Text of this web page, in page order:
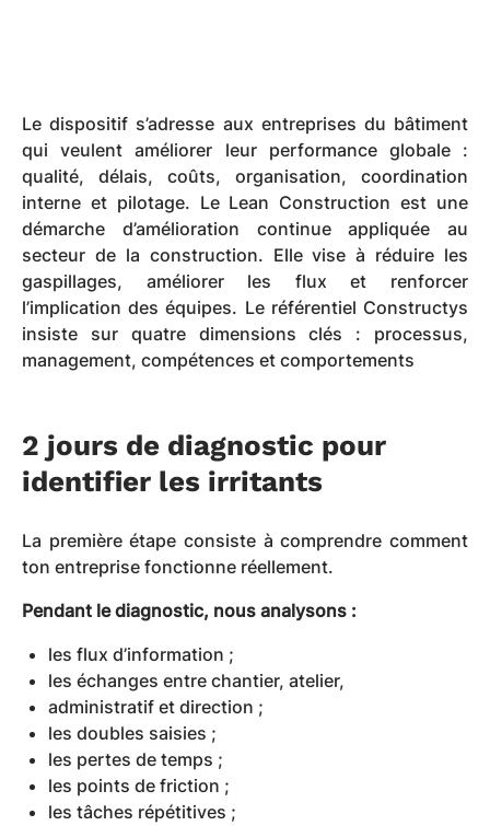
Le dispositif s’adresse aux entreprises du bâtiment
qui veulent améliorer leur performance globale :
qualité, délais, coûts, organisation, coordination
interne et pilotage. Le Lean Construction est une
démarche d’amélioration continue appliquée au
secteur de la construction. Elle vise à réduire les
gaspillages, améliorer les flux et renforcer
l’implication des équipes. Le référentiel Constructys
insiste sur quatre dimensions clés : processus,
management, compétences et comportements
2 jours de diagnostic pour
identifier les irritants
La première étape consiste à comprendre comment
ton entreprise fonctionne réellement.
Pendant le diagnostic, nous analysons :
les flux d’information ;
les échanges entre chantier, atelier,
administratif et direction ;
les doubles saisies ;
les pertes de temps ;
les points de friction ;
les tâches répétitives ;